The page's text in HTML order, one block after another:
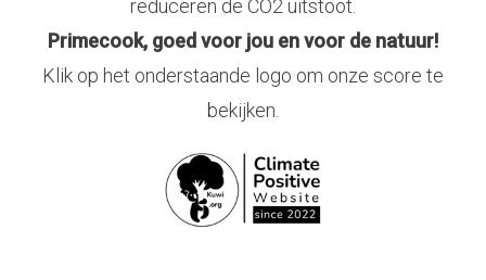
reduceren de CO2 uitstoot.
Primecook, goed voor jou en voor de natuur!
Klik op het onderstaande logo om onze score te
bekijken.